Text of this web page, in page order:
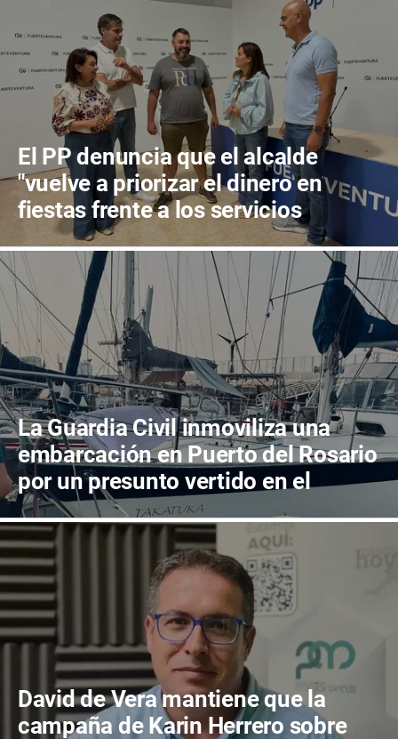
El PP denuncia que el alcalde
"vuelve a priorizar el dinero en
fiestas frente a los servicios
públicos"
La Guardia Civil inmoviliza una
embarcación en Puerto del Rosario
por un presunto vertido en el
muelle
David de Vera mantiene que la
campaña de Karin Herrero sobre